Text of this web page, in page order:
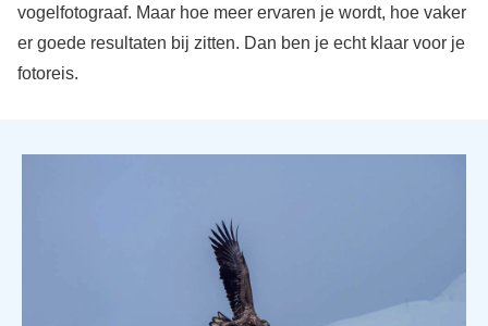
vogelfotograaf. Maar hoe meer ervaren je wordt, hoe vaker
er goede resultaten bij zitten. Dan ben je echt klaar voor je
fotoreis.